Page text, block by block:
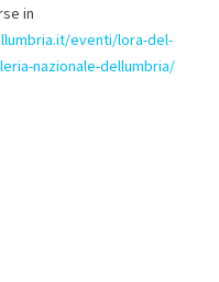
in
eventi/lora-del-
nazionale-dellumbria/